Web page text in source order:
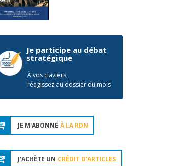
Je participe au débat
stratégique
À vos claviers,
réagissez au dossier du mois
JE M'ABONNE À LA RDN
J'ACHÈTE UN CRÉDIT D'ARTICLES